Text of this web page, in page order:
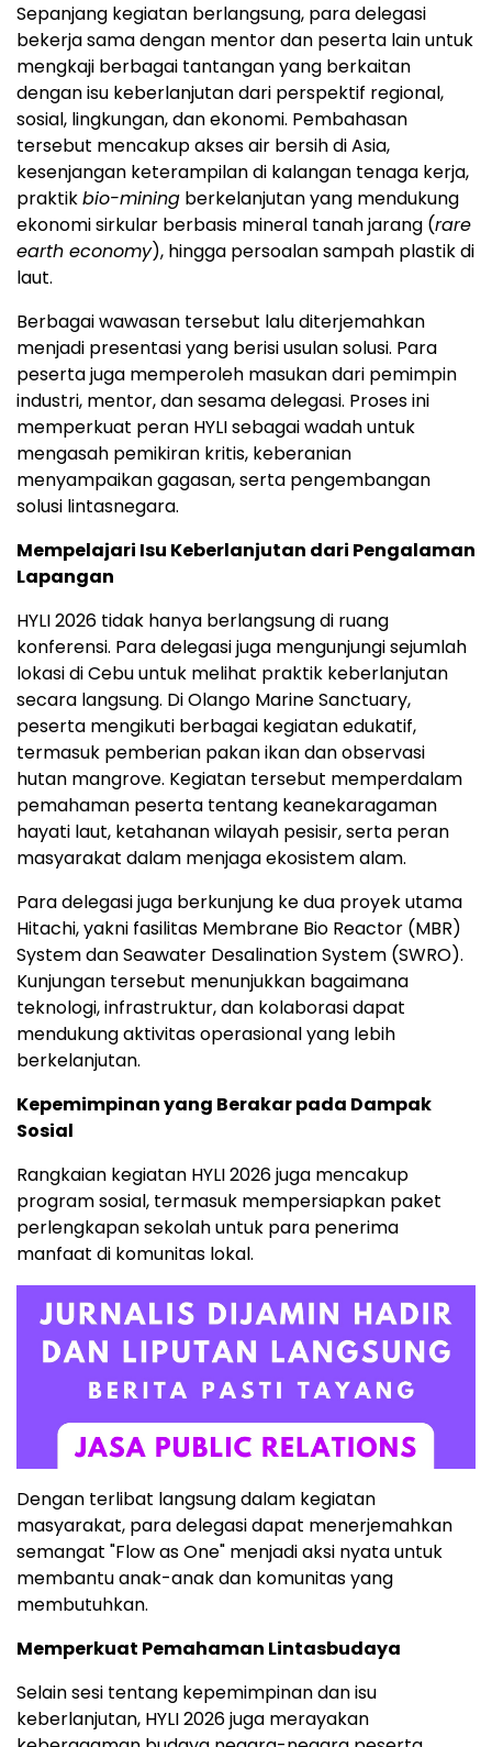
Sepanjang kegiatan berlangsung, para delegasi
bekerja sama dengan mentor dan peserta lain untuk
mengkaji berbagai tantangan yang berkaitan
dengan isu keberlanjutan dari perspektif regional,
sosial, lingkungan, dan ekonomi. Pembahasan
tersebut mencakup akses air bersih di Asia,
kesenjangan keterampilan di kalangan tenaga kerja,
praktikbio-mining berkelanjutan yang mendukung
ekonomi sirkular berbasis mineral tanah jarang (rare
earth economy), hingga persoalan sampah plastik di
laut.
Berbagai wawasan tersebut lalu diterjemahkan
menjadi presentasi yang berisi usulan solusi. Para
peserta juga memperoleh masukan dari pemimpin
industri, mentor, dan sesama delegasi. Proses ini
memperkuat peran HYLI sebagai wadah untuk
mengasah pemikiran kritis, keberanian
menyampaikan gagasan, serta pengembangan
solusi lintasnegara.
Mempelajari Isu Keberlanjutan dari Pengalaman
Lapangan
HYLI 2026 tidak hanya berlangsung di ruang
konferensi. Para delegasi juga mengunjungi sejumlah
lokasi di Cebu untuk melihat praktik keberlanjutan
secara langsung. Di Olango Marine Sanctuary,
peserta mengikuti berbagai kegiatan edukatif,
termasuk pemberian pakan ikan dan observasi
hutan mangrove. Kegiatan tersebut memperdalam
pemahaman peserta tentang keanekaragaman
hayati laut, ketahanan wilayah pesisir, serta peran
masyarakat dalam menjaga ekosistem alam.
Para delegasi juga berkunjung ke dua proyek utama
Hitachi, yakni fasilitas Membrane Bio Reactor (MBR)
System dan Seawater Desalination System (SWRO).
Kunjungan tersebut menunjukkan bagaimana
teknologi, infrastruktur, dan kolaborasi dapat
mendukung aktivitas operasional yang lebih
berkelanjutan.
Kepemimpinan yang Berakar pada Dampak
Sosial
Rangkaian kegiatan HYLI 2026 juga mencakup
program sosial, termasuk mempersiapkan paket
perlengkapan sekolah untuk para penerima
manfaat di komunitas lokal.
Dengan terlibat langsung dalam kegiatan
masyarakat, para delegasi dapat menerjemahkan
semangat "Flow as One" menjadi aksi nyata untuk
membantu anak-anak dan komunitas yang
membutuhkan.
Memperkuat Pemahaman Lintasbudaya
Selain sesi tentang kepemimpinan dan isu
keberlanjutan, HYLI 2026 juga merayakan